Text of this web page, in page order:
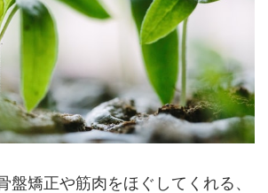
盤矯正や筋肉をほぐしてくれる、